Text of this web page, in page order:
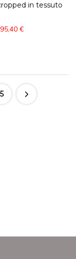
in tessuto
95,40 €
5